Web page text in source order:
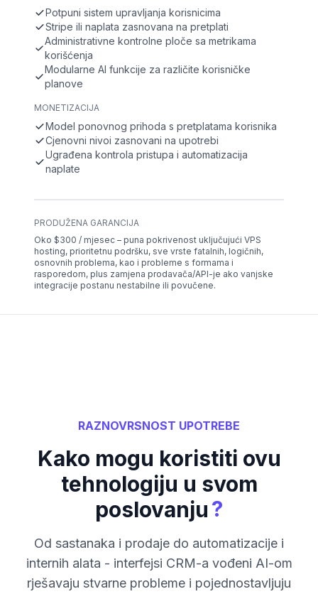
Potpuni sistem upravljanja korisnicima
Stripe ili naplata zasnovana na pretplati
Administrativne kontrolne ploče sa metrikama
korišćenja
Modularne AI funkcije za različite korisničke
planove
MONETIZACIJA
Model ponovnog prihoda s pretplatama korisnika
Cjenovni nivoi zasnovani na upotrebi
Ugrađena kontrola pristupa i automatizacija
naplate
PRODUŽENA GARANCIJA
Oko $300 / mjesec – puna pokrivenost uključujući VPS
hosting, prioritetnu podršku, sve vrste fatalnih, logičnih,
osnovnih problema, kao i probleme s formama i
rasporedom, plus zamjena prodavača/API-je ako vanjske
integracije postanu nestabilne ili povučene.
RAZNOVRSNOST UPOTREBE
Kako mogu koristiti ovu
tehnologiju u svom
poslovanju?
Od sastanaka i prodaje do automatizacije i
internih alata - interfejsi CRM-a vođeni AI-om
rješavaju stvarne probleme i pojednostavljuju